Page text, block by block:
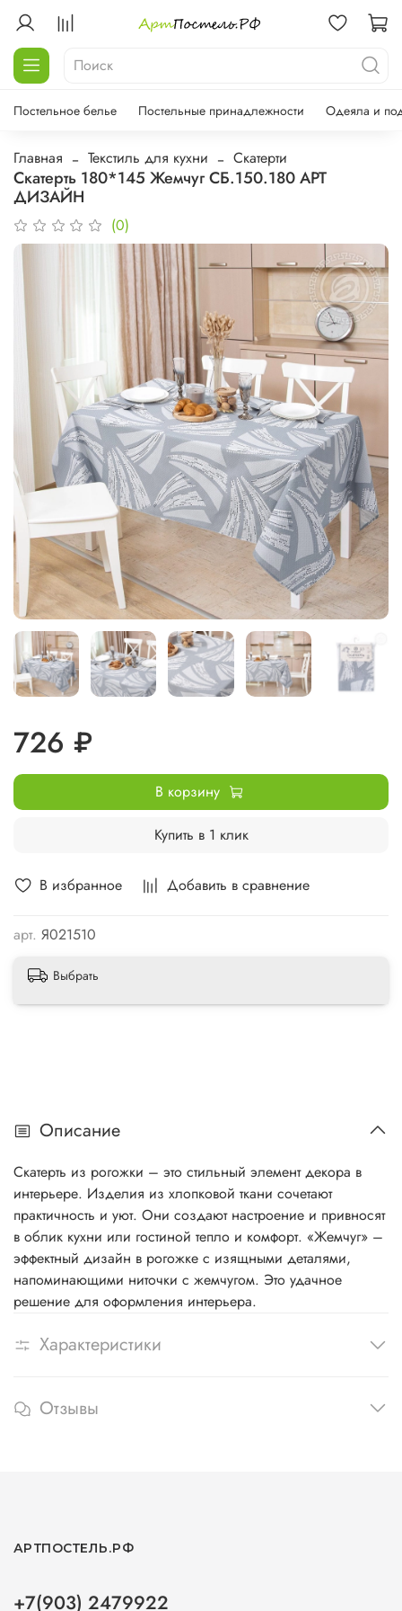
Постельное белье Постельные принадлежности Одеяла и
Главная Текстиль для кухни Скатерти
Скатерть 180*145 Жемчуг СБ.150.180 АРТ
ДИЗАЙН
(0)
В избранное Добавить в сравнение
арт. Я021510
726 ₽
В корзину
Купить в 1 клик
Выбрать
Описание
Скатерть из рогожки – это стильный элемент декора в
интерьере. Изделия из хлопковой ткани сочетают
практичность и уют. Они создают настроение и привносят
в облик кухни или гостиной тепло и комфорт. «Жемчуг» –
эффектный дизайн в рогожке с изящными деталями,
напоминающими ниточки с жемчугом. Это удачное
решение для оформления интерьера.
Характеристики
Отзывы
АРТПОСТЕЛЬ.РФ
+7(903) 2479922